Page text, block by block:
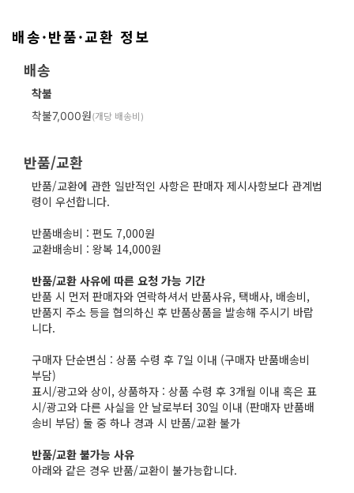
배송·반품·교환 정보
배송
착불
착불7,000원(개당 배송비)
반품/교환
반품/교환에 관한 일반적인 사항은 판매자 제시사항보다 관계법
령이 우선합니다.
반품배송비 : 편도 7,000원
교환배송비 : 왕복 14,000원
반품/교환 사유에 따른 요청 가능 기간
반품 시 먼저 판매자와 연락하셔서 반품사유, 택배사, 배송비,
반품지 주소 등을 협의하신 후 반품상품을 발송해 주시기 바랍
니다.
구매자 단순변심 : 상품 수령 후 7일 이내 (구매자 반품배송비
부담)
표시/광고와 상이, 상품하자 : 상품 수령 후 3개월 이내 혹은 표
시/광고와 다른 사실을 안 날로부터 30일 이내 (판매자 반품배
송비 부담) 둘 중 하나 경과 시 반품/교환 불가
반품/교환 불가능 사유
아래와 같은 경우 반품/교환이 불가능합니다.